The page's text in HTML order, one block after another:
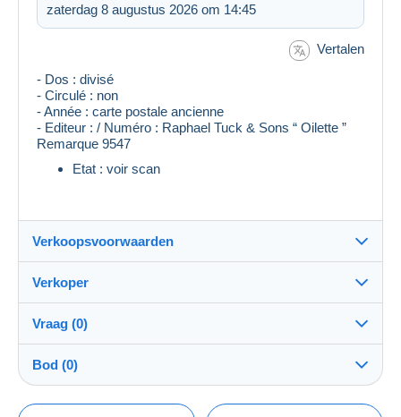
zaterdag 8 augustus 2026 om 14:45
Vertalen
- Dos : divisé
- Circulé : non
- Année : carte postale ancienne
- Editeur : / Numéro : Raphael Tuck & Sons “ Oilette ”
Remarque 9547
Etat : voir scan
Verkoopsvoorwaarden
Bestemming:
Zie de lijst van landen
Verzending:
Verzending na betaling
Verkoper
superpna100%(17021x)
Winkel
Vraag (0)
Bod (0)
De verkoop zal met één minuut worden verlengd